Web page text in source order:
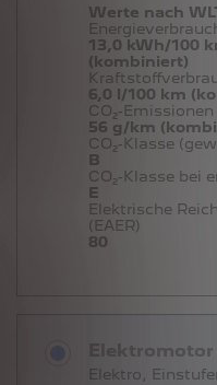
Werte nach
13,0 kWh/100
(kombiniert)
6,0 l/100 km
CO₂-Emissionen
56 g/km
CO₂-Klasse
B
CO₂-Klasse bei
E
Elektrische
(EAER)
80
Elektromotor
Elektro,